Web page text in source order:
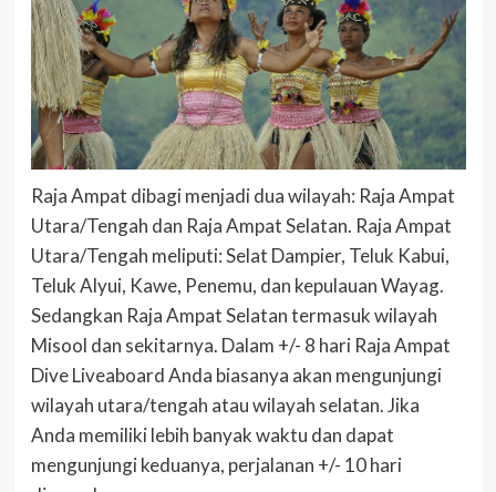
Raja Ampat dibagi menjadi dua wilayah: Raja Ampat
Utara/Tengah dan Raja Ampat Selatan. Raja Ampat
Utara/Tengah meliputi: Selat Dampier, Teluk Kabui,
Teluk Alyui, Kawe, Penemu, dan kepulauan Wayag.
Sedangkan Raja Ampat Selatan termasuk wilayah
Misool dan sekitarnya. Dalam +/- 8 hari Raja Ampat
Dive Liveaboard Anda biasanya akan mengunjungi
wilayah utara/tengah atau wilayah selatan. Jika
Anda memiliki lebih banyak waktu dan dapat
mengunjungi keduanya, perjalanan +/- 10 hari